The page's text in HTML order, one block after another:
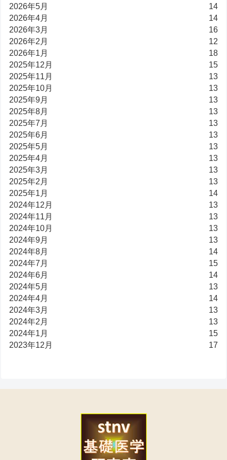
2026年5月
14
2026年4月
14
2026年3月
16
2026年2月
12
2026年1月
18
2025年12月
15
2025年11月
13
2025年10月
13
2025年9月
13
2025年8月
13
2025年7月
13
2025年6月
13
2025年5月
13
2025年4月
13
2025年3月
13
2025年2月
13
2025年1月
14
2024年12月
13
2024年11月
13
2024年10月
13
2024年9月
13
2024年8月
14
2024年7月
15
2024年6月
14
2024年5月
13
2024年4月
14
2024年3月
13
2024年2月
13
2024年1月
15
2023年12月
17